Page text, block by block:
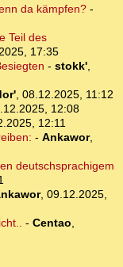
da kämpfen?-
Teil des
17:35
- stokk',
, 08.12.2025, 11:12
12:08
12:11
- Ankawor,
deutschsprachigem
, 09.12.2025,
- Centao,